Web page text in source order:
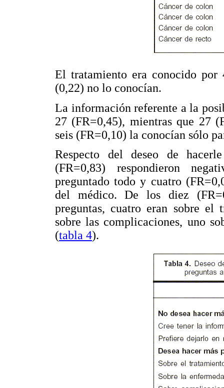
El tratamiento era conocido por
(0,22) no lo conocían.
La información referente a la
27 (FR=0,45), mientras que 27
seis (FR=0,10) la conocían sólo
Respecto del deseo de
(FR=0,83) respondieron
preguntado todo y cuatro
del médico. De los diez
preguntas, cuatro eran sobre el
sobre las complicaciones, uno
(tabla 4).